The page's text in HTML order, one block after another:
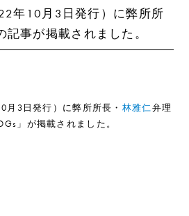
年10月3日発行）に弊所所
事が掲載されました。
月3日発行）に弊所所長・ 林雅仁弁理
」が掲載されました。